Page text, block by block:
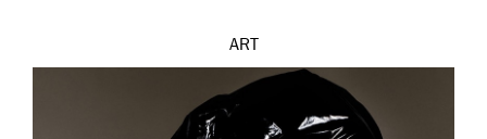
ART